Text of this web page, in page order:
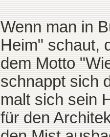
Wenn man in
Heim" schaut,
dem Motto
schnappt sich
malt sich sein
für den